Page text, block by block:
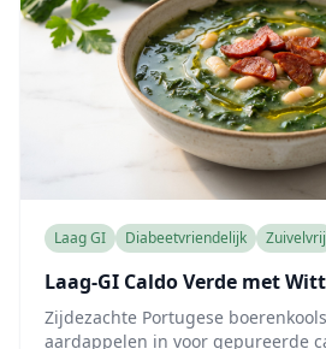
Laag GI Diabeetvriendelijk Zuivelvrij
Laag-GI Caldo Verde met
Zijdezachte Portugese
aardappelen in voor gepureerde